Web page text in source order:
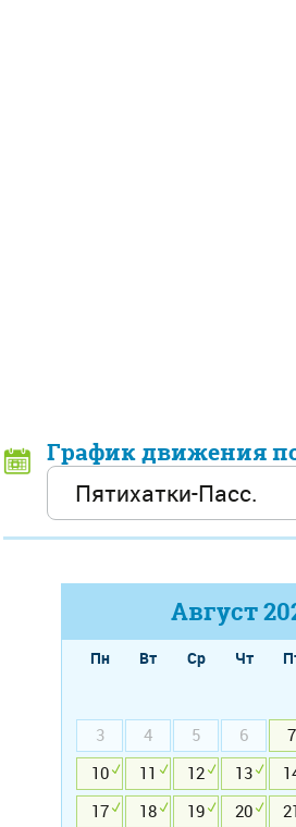
График движения
Август
Пн Вт Ср Чт
3
4 5 6 7
10
11 12 13
17
18 19 20 21